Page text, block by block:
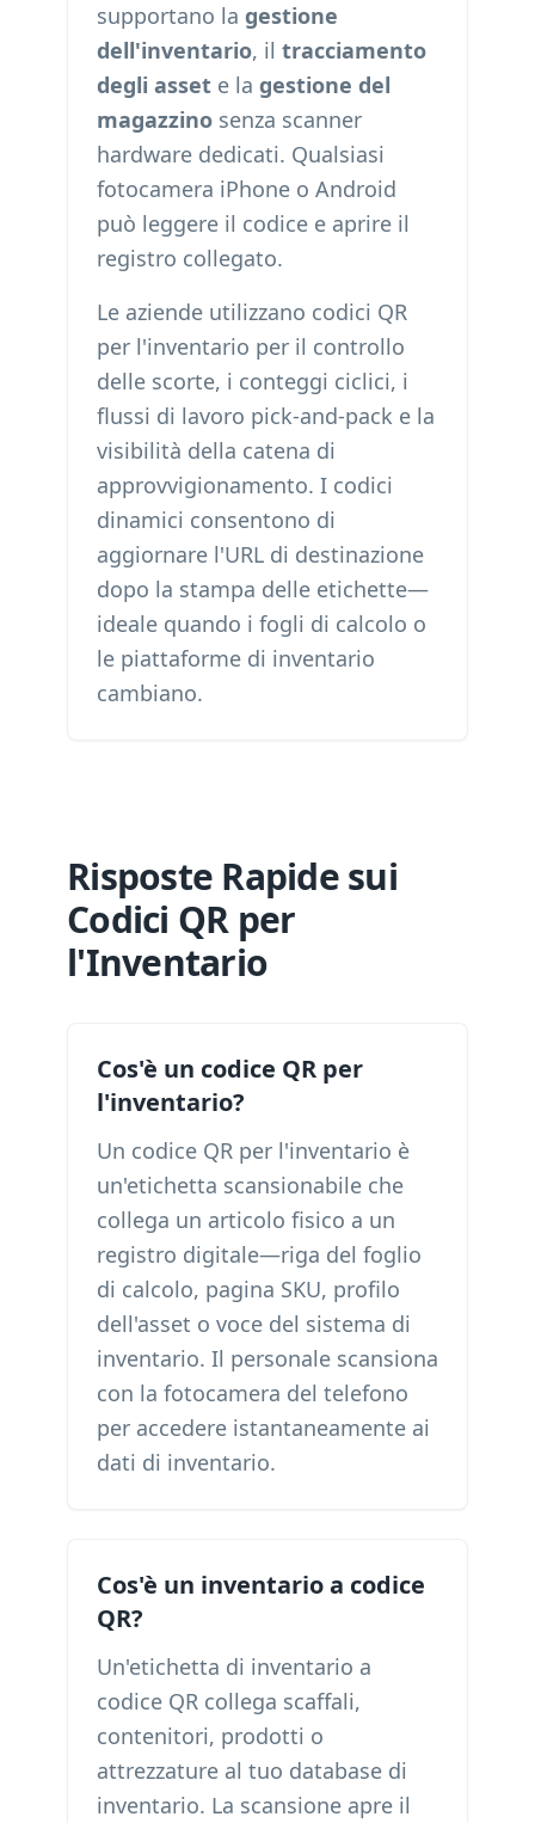
supportano la gestione
dell'inventario, il tracciamento
degli asset e la gestione del
magazzino senza scanner
hardware dedicati. Qualsiasi
fotocamera iPhone o Android
può leggere il codice e aprire il
registro collegato.
Le aziende utilizzano codici QR
per l'inventario per il controllo
delle scorte, i conteggi ciclici, i
flussi di lavoro pick-and-pack e la
visibilità della catena di
approvvigionamento. I codici
dinamici consentono di
aggiornare l'URL di destinazione
dopo la stampa delle etichette—
ideale quando i fogli di calcolo o
le piattaforme di inventario
cambiano.
Risposte Rapide sui
Codici QR per
l'Inventario
Cos'è un codice QR per
l'inventario?
Un codice QR per l'inventario è
un'etichetta scansionabile che
collega un articolo fisico a un
registro digitale—riga del foglio
di calcolo, pagina SKU, profilo
dell'asset o voce del sistema di
inventario. Il personale scansiona
con la fotocamera del telefono
per accedere istantaneamente ai
dati di inventario.
Cos'è un inventario a codice
QR?
Un'etichetta di inventario a
codice QR collega scaffali,
contenitori, prodotti o
attrezzature al tuo database di
inventario. La scansione apre il